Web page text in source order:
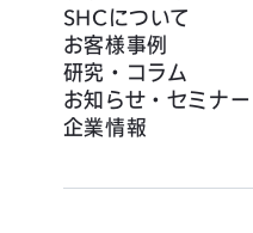
SHCについて
お客様事例
研究・コラム
お知らせ・セミナー
企業情報